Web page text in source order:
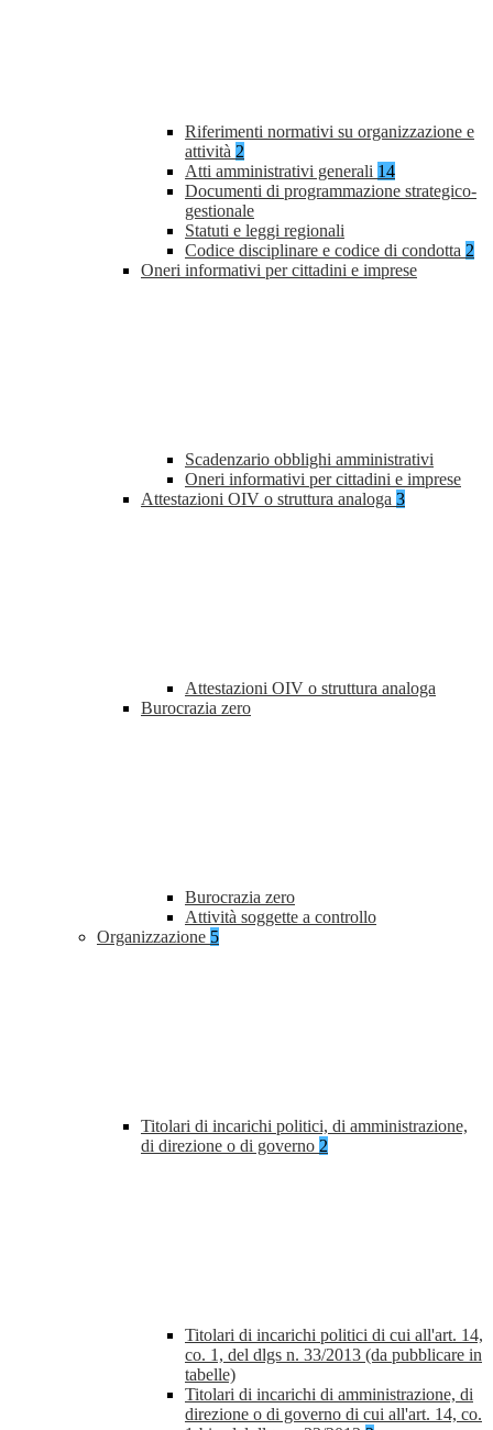
Riferimenti normativi su organizzazione e
attività 2
Atti amministrativi generali 14
Documenti di programmazione strategico-
gestionale
Statuti e leggi regionali
Codice disciplinare e codice di condotta 2
Oneri informativi per cittadini e imprese
Scadenzario obblighi amministrativi
Oneri informativi per cittadini e imprese
Attestazioni OIV o struttura analoga 3
Attestazioni OIV o struttura analoga
Burocrazia zero
Burocrazia zero
Attività soggette a controllo
Organizzazione 5
Titolari di incarichi politici, di amministrazione,
di direzione o di governo 2
Titolari di incarichi politici di cui all'art. 14,
co. 1, del dlgs n. 33/2013 (da pubblicare in
tabelle)
Titolari di incarichi di amministrazione, di
direzione o di governo di cui all'art. 14, co.